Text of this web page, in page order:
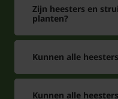
water.
Veelgestelde
palmatum
Hoe hoog
Zijn heesters en
planten?
Kunnen alle
Kunnen alle